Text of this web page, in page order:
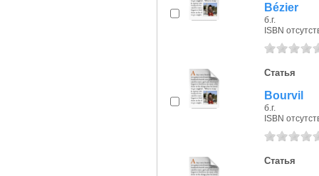
Bézier
б.г.
ISBN
Статья
Bourvil
б.г.
ISBN
Статья